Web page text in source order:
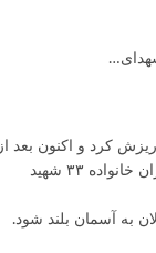
شده و بخشی از غسالخانه آن هم ریزش کرد و اکنون بعد از
گذشت ۲۳ ماه از سیل و نگرانی خانواده‌های شهدا، هنوز نَه رودخانه در آن نقطه ساماندهی شده و نَه دیواره حفاظتی برای گلزار شهدا احداث شده است تا با هر بار بارش باران خانواده ۳۳ شهید
به آسمان بلند شود.